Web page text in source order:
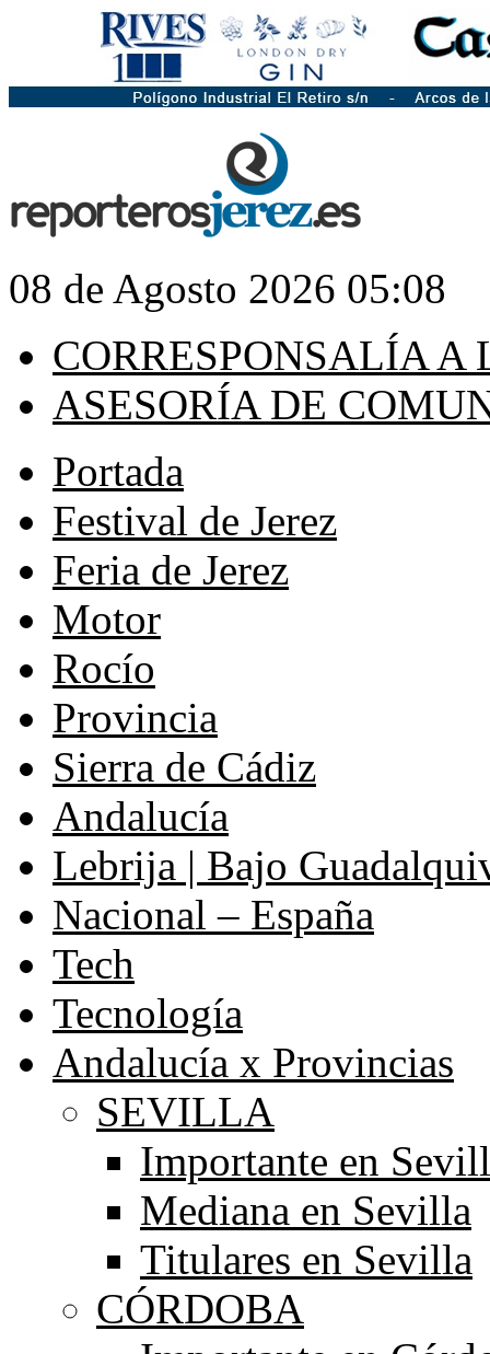
08 de Agosto 2026 05:08
CORRESPONSALÍA A
ASESORÍA DE
Portada
Festival de Jerez
Feria de Jerez
Motor
Rocío
Provincia
Sierra de Cádiz
Andalucía
Lebrija | Bajo
Nacional – España
Tech
Tecnología
Andalucía x Provincias
SEVILLA
Importante en
Mediana en Sevilla
Titulares en Sevilla
CÓRDOBA